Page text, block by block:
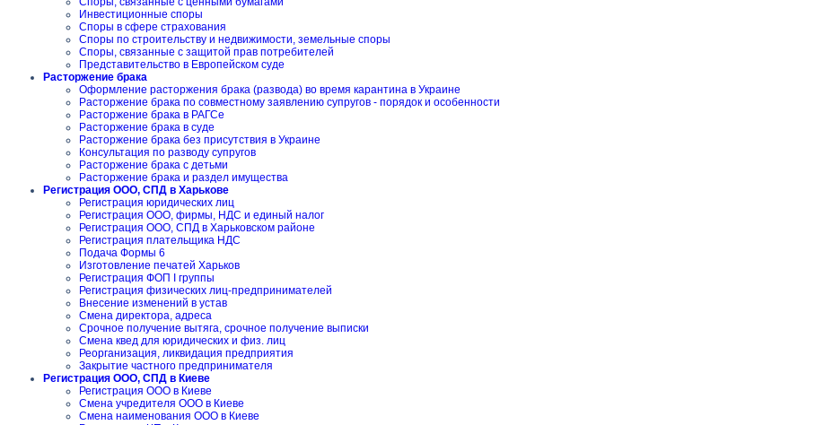
Инвестиционные споры
Споры в сфере страхования
Споры по строительству и недвижимости, земельные споры
Споры, связанные с защитой прав потребителей
Представительство в Европейском суде
Расторжение брака
Оформление расторжения брака (развода) во время карантина в Украине
Расторжение брака по совместному заявлению супругов - порядок и особенности
Расторжение брака в РАГСе
Расторжение брака в суде
Расторжение брака без присутствия в Украине
Консультация по разводу супругов
Расторжение брака с детьми
Расторжение брака и раздел имущества
Регистрация ООО, СПД в Харькове
Регистрация юридических лиц
Регистрация ООО, фирмы, НДС и единый налог
Регистрация ООО, СПД в Харьковском районе
Регистрация плательщика НДС
Подача Формы 6
Изготовление печатей Харьков
Регистрация ФОП I группы
Регистрация физических лиц-предпринимателей
Внесение изменений в устав
Смена директора, адреса
Срочное получение вытяга, срочное получение выписки
Смена квед для юридических и физ. лиц
Реорганизация, ликвидация предприятия
Закрытие частного предпринимателя
Регистрация ООО, СПД в Киеве
Регистрация ООО в Киеве
Смена учредителя ООО в Киеве
Смена наименования ООО в Киеве